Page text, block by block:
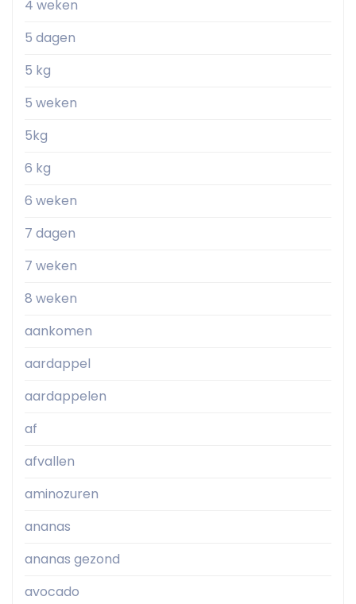
4 weken
5 dagen
5 kg
5 weken
5kg
6 kg
6 weken
7 dagen
7 weken
8 weken
aankomen
aardappel
aardappelen
af
afvallen
aminozuren
ananas
ananas gezond
avocado